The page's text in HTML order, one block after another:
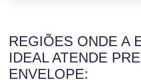
REGIÕES ONDE A
IDEAL ATENDE
ENVELOPE: